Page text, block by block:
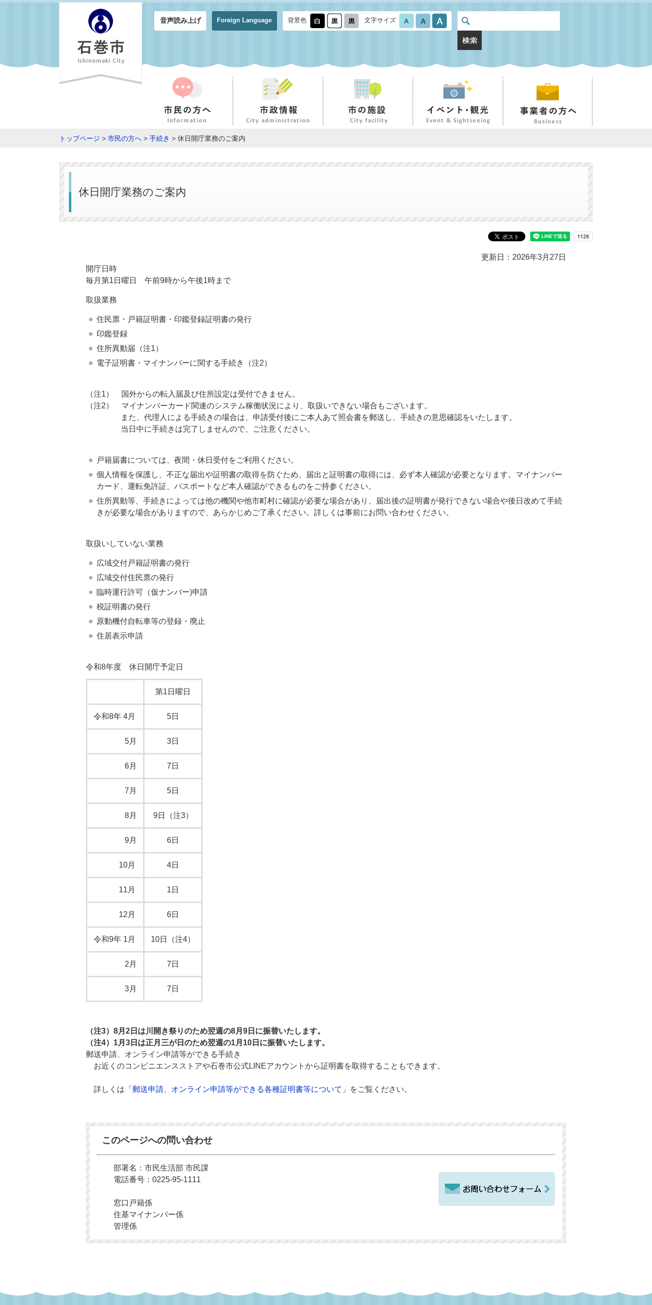
音声読み上げ Foreign Language 背景色 文字サイズ
トップページ > 市民の方へ > 手続き > 休日開庁業務のご案内
休日開庁業務のご案内
更新日：2026年3月27日
開庁日時
毎月第1日曜日 午前9時から午後1時まで
取扱業務
住民票・戸籍証明書・印鑑登録証明書の発行
印鑑登録
住所異動届（注1）
電子証明書・マイナンバーに関する手続き（注2）
（注1） 国外からの転入届及び住所設定は受付できません。
（注2） マイナンバーカード関連のシステム稼働状況により、取扱いできない場合もございます。
また、代理人による手続きの場合は、申請受付後にご本人あて照会書を郵送し、手続きの意思確認をいたします。
当日中に手続きは完了しませんので、ご注意ください。
戸籍届書については、夜間・休日受付をご利用ください。
個人情報を保護し、不正な届出や証明書の取得を防ぐため、届出と証明書の取得には、必ず本人確認が必要となります。マイナンバー
カード、運転免許証、パスポートなど本人確認ができるものをご持参ください。
住所異動等、手続きによっては他の機関や他市町村に確認が必要な場合があり、届出後の証明書が発行できない場合や後日改めて手続
きが必要な場合がありますので、あらかじめご了承ください。詳しくは事前にお問い合わせください。
取扱いしていない業務
広域交付戸籍証明書の発行
広域交付住民票の発行
臨時運行許可（仮ナンバー)申請
税証明書の発行
原動機付自転車等の登録・廃止
住居表示申請
令和8年度 休日開庁予定日
第1日曜日
令和8年 4月 5日
5月 3日
6月 7日
7月 5日
8月 9日（注3）
9月 6日
10月 4日
11月 1日
12月 6日
令和9年 1月 10日（注4）
2月 7日
3月 7日
（注3）8月2日は川開き祭りのため翌週の8月9日に振替いたします。
（注4）1月3日は正月三が日のため翌週の1月10日に振替いたします。
郵送申請、オンライン申請等ができる手続き
お近くのコンビニエンスストアや石巻市公式LINEアカウントから証明書を取得することもできます。
詳しくは「 郵送申請、オンライン申請等ができる各種証明書等について 」をご覧ください。
このページへの問い合わせ
部署名：市民生活部 市民課
電話番号：0225-95-1111
窓口戸籍係
住基マイナンバー係
管理係